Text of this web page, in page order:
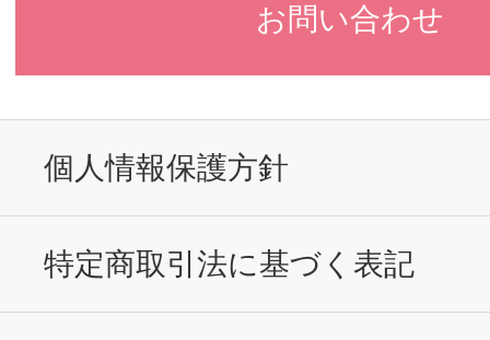
お問い合わせ
個人情報保護方針
特定商取引法に基づく表記